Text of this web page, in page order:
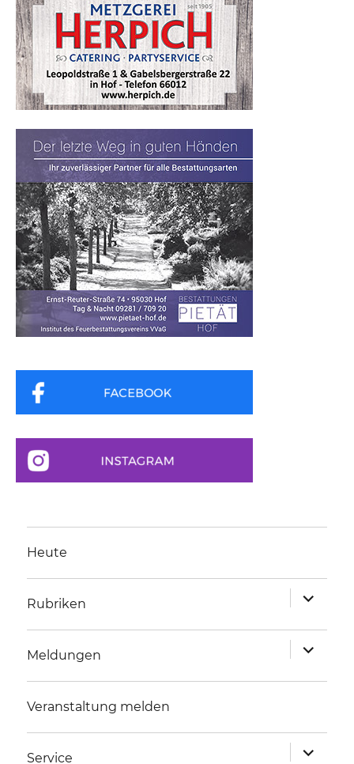
Heute
Rubriken
anzeigen
Meldungen
anzeigen
Veranstaltung melden
Service
anzeigen